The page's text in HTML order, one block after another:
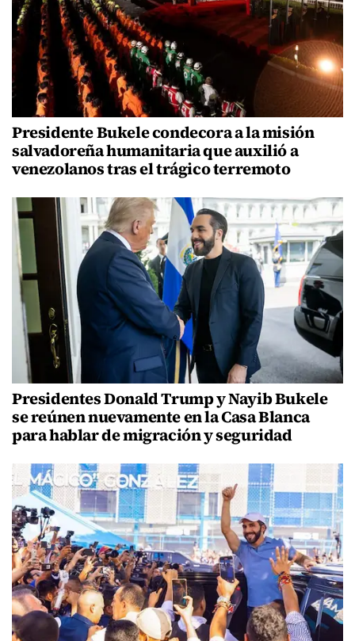
Presidente Bukele condecora a la misión
salvadoreña humanitaria que auxilió a
venezolanos tras el trágico terremoto
Presidentes Donald Trump y Nayib Bukele
se reúnen nuevamente en la Casa Blanca
para hablar de migración y seguridad